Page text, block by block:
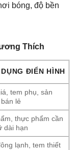
bóng, độ bền
Thích
ĐIỂN HÌNH
tem phụ, sản
lẻ
thực phẩm cần
dài hạn
lạnh, tem thiết